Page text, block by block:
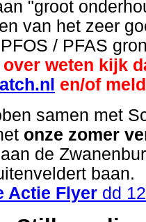
"groot
van het zeer
/ PFAS
weten kijk
en/of
samen met
onze zomer
de
baan.
Actie Flyer dd